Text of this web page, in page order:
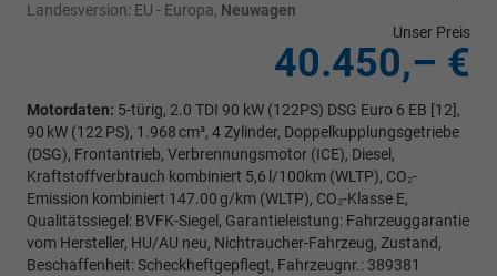
Landesversion: EU - Europa, Neuwagen
Unser Preis
40.450,– €
Motordaten: 5-türig, 2.0 TDI 90 kW (122PS) DSG Euro 6 EB [12],
90 kW (122 PS), 1.968 cm³, 4 Zylinder, Doppelkupplungsgetriebe
(DSG), Frontantrieb, Verbrennungsmotor (ICE), Diesel,
Kraftstoffverbrauch kombiniert 5,6 l/100km (WLTP), CO₂-
Emission kombiniert 147.00 g/km (WLTP), CO₂-Klasse E,
Qualitätssiegel: BVFK-Siegel, Garantieleistung: Fahrzeuggarantie
vom Hersteller, HU/AU neu, Nichtraucher-Fahrzeug, Zustand,
Beschaffenheit: Scheckheftgepflegt, Fahrzeugnr.: 389381